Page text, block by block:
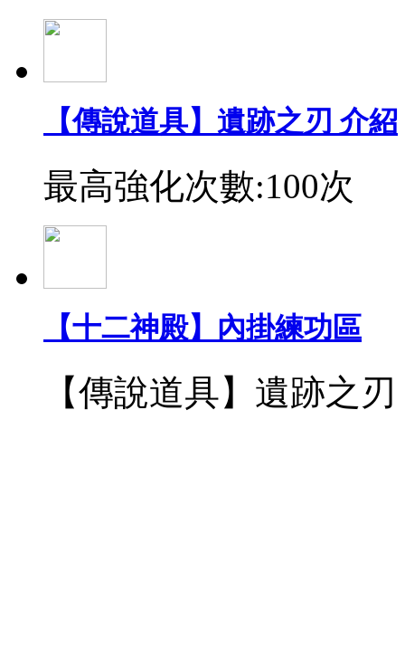
【傳說道具】遺跡之刃 介紹
最高強化次數:100次
【十二神殿】內掛練功區
【傳說道具】遺跡之